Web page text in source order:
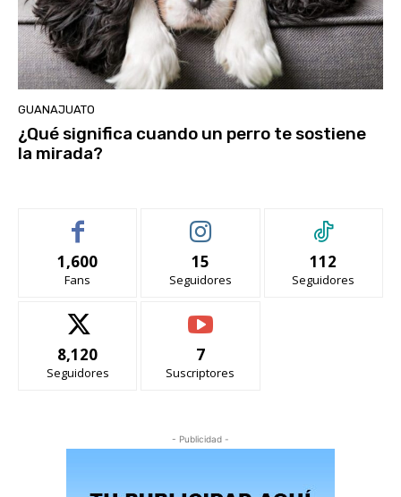
GUANAJUATO
¿Qué significa cuando un perro te sostiene
la mirada?
1,600
Fans
15
Seguidores
112
Seguidores
8,120
Seguidores
7
Suscriptores
- Publicidad -